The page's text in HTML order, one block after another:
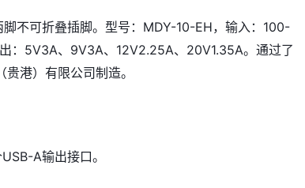
不可折叠插脚。型号：MDY-10-EH，输入：100-
：5V3A、9V3A、12V2.25A、20V1.35A。通过了
港）有限公司制造。
A输出接口。